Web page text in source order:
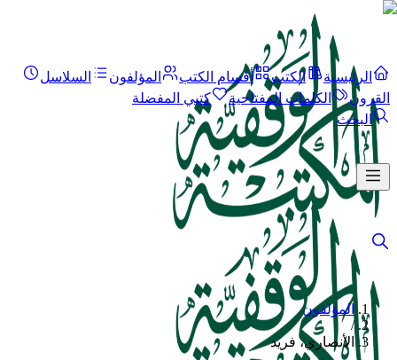
الرئيسية الكتب أقسام الكتب المؤلفون
السلاسل
القرون
الكلمات المفتاحية
كتبي المفضلة
البحث
المؤلفون
/
الأنصاري، فريد